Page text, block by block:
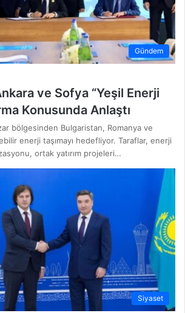
Gündem
ve Sofya “Yeşil Enerji
Konusunda Anlaştı
bölgesinden Bulgaristan, Romanya ve
enerji taşımayı hedefliyor. Taraflar, enerji
ortak yatırım projeleri…
Siyaset